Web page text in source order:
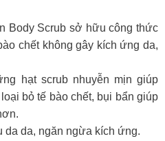
Body Scrub sở hữu công thức
chết không gây kích ứng da,
hạt scrub nhuyễn mịn giúp
bỏ tế bào chết, bụi bẩn giúp
da da, ngăn ngừa kích ứng.